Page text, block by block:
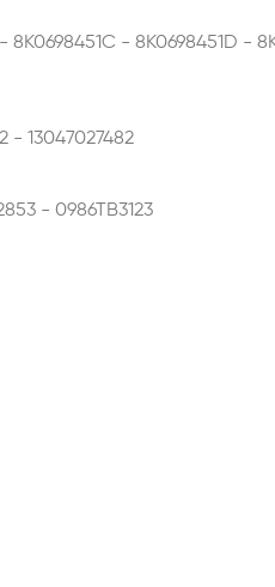
- 8K0698451D -
- 13047027482
- 0986TB3123